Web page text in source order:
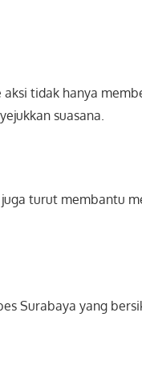
tidak hanya
suasana.
turut membantu
Surabaya yang